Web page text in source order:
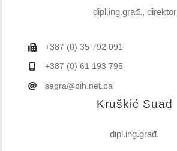
dipl.ing.građ., direktor
+387 (0) 35 792 091
+387 (0) 61 193 795
sagra@bih.net.ba
Kruškić Suad
dipl.ing.građ.